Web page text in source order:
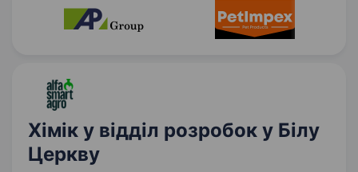
Хімік у відділ розробок у Білу
Церкву